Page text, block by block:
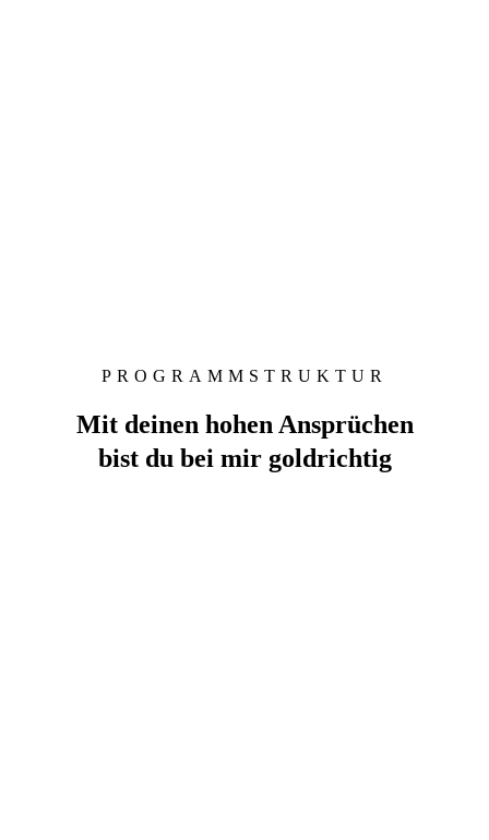
PROGRAMMSTRUKTUR
Mit deinen hohen Ansprüchen
bist du bei mir goldrichtig